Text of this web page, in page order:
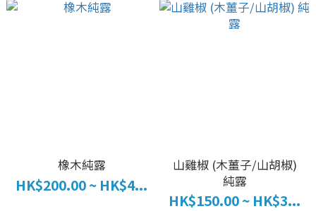
橡木純露
HK$200.00 ~ HK$4...
山雞椒 (木薑子/山胡椒)
純露
HK$150.00 ~ HK$3...